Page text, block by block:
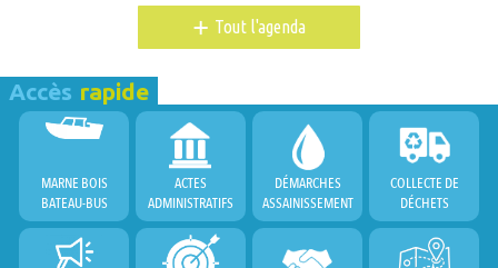
+ Tout l'agenda
Accès rapide
MARNE BOIS
BATEAU-BUS
ACTES
ADMINISTRATIFS
DÉMARCHES
ASSAINISSEMENT
COLLECTE DE
DÉCHETS